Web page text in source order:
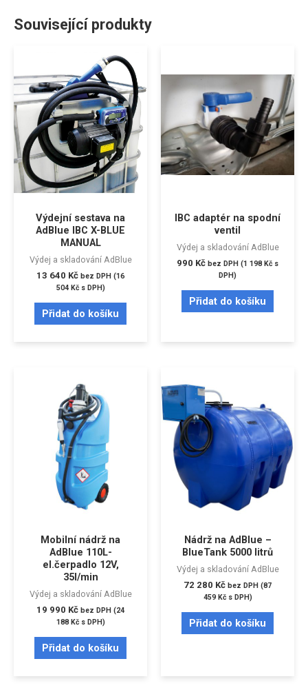
Související produkty
Výdejní sestava na
AdBlue IBC X-BLUE
MANUAL
Výdej a skladování AdBlue
13 640 Kč bez DPH (16
504 Kčs DPH)
Přidat do košíku
IBC adaptér na spodní
ventil
Výdej a skladování AdBlue
990 Kč bez DPH (1 198 Kč s
DPH)
Přidat do košíku
Mobilní nádrž na
AdBlue 110L-
el.čerpadlo 12V,
35l/min
Výdej a skladování AdBlue
19 990 Kč bez DPH (24
188 Kčs DPH)
Přidat do košíku
Nádrž na AdBlue –
BlueTank 5000 litrů
Výdej a skladování AdBlue
72 280 Kč bez DPH (87
459Kčs DPH)
Přidat do košíku